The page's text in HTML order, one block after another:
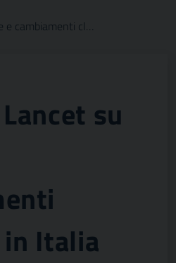
climatici in italia
su
Italia